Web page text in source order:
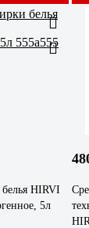
HIRVI
5л